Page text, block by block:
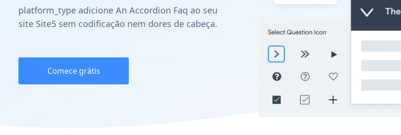
platform_type adicione An Accordion Faq ao seu
site Site5 sem codificação nem dores de cabeça.
Comece grátis